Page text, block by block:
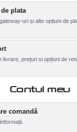
de plata
uri și alte opțiuni de
livrare, prețuri si opțiuni de
Contul meu
comandă